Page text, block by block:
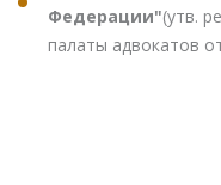
Федерации"(утв.
палаты адвокатов